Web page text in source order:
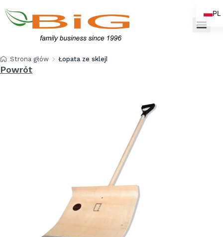
Strona główna Łopata ze sklejki profilowanej
Powrót
PL